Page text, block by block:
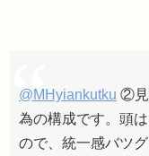
@MHyiankutku ②見
為の構成です。頭
ので、統一感バツ